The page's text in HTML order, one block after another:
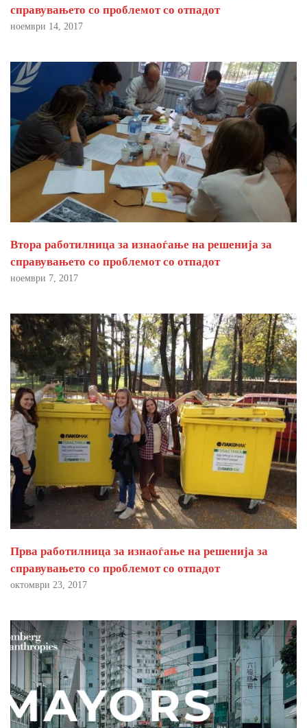
справувањето со проблемот со отпадот
ноември 14, 2017
Втора работилница за изнаоѓање на решенија за
справувањето со проблемот со отпадот
ноември 7, 2017
Прва работилница за изнаоѓање на решенија за
справувањето со проблемот со отпадот
октомври 23, 2017